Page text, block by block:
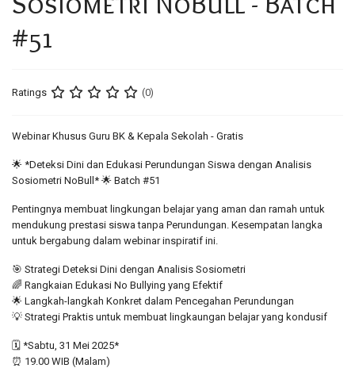
#51
Ratings (0)
Webinar Khusus Guru BK & Kepala Sekolah - Gratis
🌟 *Deteksi Dini dan Edukasi Perundungan Siswa dengan Analisis
Sosiometri NoBull* 🌟 Batch #51
Pentingnya membuat lingkungan belajar yang aman dan ramah untuk
mendukung prestasi siswa tanpa Perundungan. Kesempatan langka
untuk bergabung dalam webinar inspiratif ini.
🎯 Strategi Deteksi Dini dengan Analisis Sosiometri
🌈 Rangkaian Edukasi No Bullying yang Efektif
🌟 Langkah-langkah Konkret dalam Pencegahan Perundungan
💡 Strategi Praktis untuk membuat lingkaungan belajar yang kondusif
🗓️ *Sabtu, 31 Mei 2025*
⏰ 19.00 WIB (Malam)